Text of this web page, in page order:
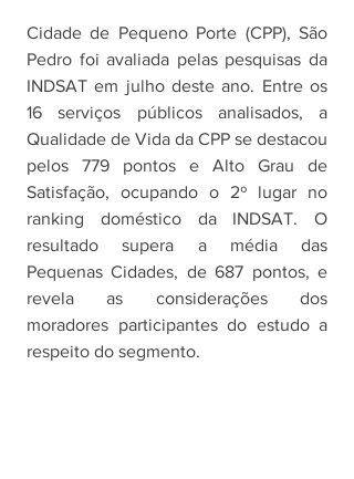
Cidade de Pequeno Porte (CPP), São
Pedro foi avaliada pelas pesquisas da
INDSAT em julho deste ano. Entre os
16 serviços públicos analisados, a
Qualidade de Vida da CPP se destacou
pelos 779 pontos e Alto Grau de
Satisfação, ocupando o 2º lugar no
ranking doméstico da INDSAT. O
resultado supera a média das
Pequenas Cidades, de 687 pontos, e
revela as considerações dos
moradores participantes do estudo a
respeito do segmento.